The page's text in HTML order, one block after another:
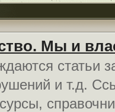
Мы и
статьи
и т.д.